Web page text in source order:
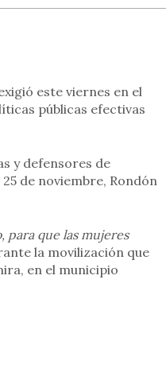
este viernes en el
públicas efectivas
y defensores de
de noviembre, Rondón
para que las mujeres
la movilización que
en el municipio